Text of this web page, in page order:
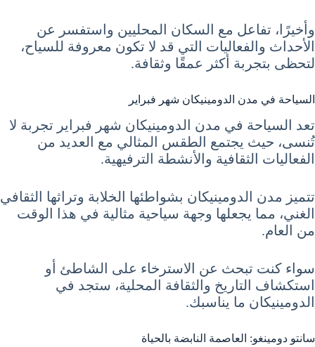
وأخيرًا، تفاعل مع السكان المحليين واستفسر عن
الأحداث والفعاليات التي قد لا تكون معروفة للسياح،
لتحظى بتجربة أكثر عمقًا وثقافة.
السياحة في مدن الدومينيكان شهر فبراير
تعد السياحة في مدن الدومينيكان شهر فبراير تجربة لا
تُنسى، حيث يجتمع الطقس المثالي مع العديد من
الفعاليات الثقافية والأنشطة الترفيهية.
تتميز مدن الدومينيكان بشواطئها الخلابة وتراثها الثقافي
الغني، مما يجعلها وجهة سياحية مثالية في هذا الوقت
من العام.
سواء كنت تبحث عن الاسترخاء على الشاطئ أو
استكشاف التاريخ والثقافة المحلية، ستجد في
الدومينيكان ما يناسبك.
سانتو دومينغو: العاصمة النابضة بالحياة